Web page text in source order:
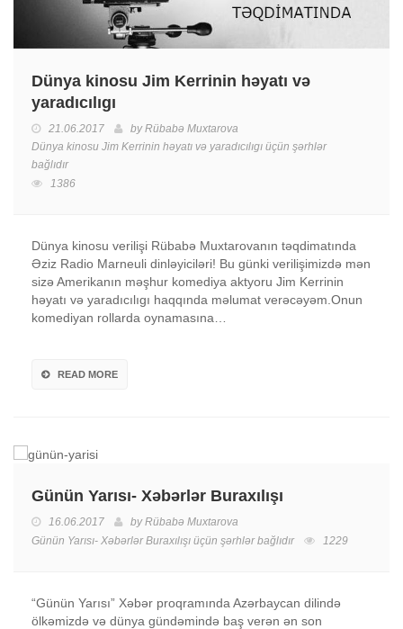
Dünya kinosu Jim Kerrinin həyatı və
yaradıcılıgı
21.06.2017 byRübabə Muxtarova
Dünya kinosu Jim Kerrinin həyatı və yaradıcılıgı üçün şərhlər
bağlıdır
1386
Dünya kinosu verilişi Rübabə Muxtarovanın təqdimatında
Əziz Radio Marneuli dinləyiciləri! Bu günki verilişimizdə mən
sizə Amerikanın məşhur komediya aktyoru Jim Kerrinin
həyatı və yaradıcılıgı haqqında məlumat verəcəyəm.Onun
komediyan rollarda oynamasına…
READ MORE
Günün Yarısı- Xəbərlər Buraxılışı
16.06.2017 byRübabə Muxtarova
Günün Yarısı- Xəbərlər Buraxılışı üçün şərhlər bağlıdır 1229
“Günün Yarısı” Xəbər proqramında Azərbaycan dilində
ölkəmizdə və dünya gündəmində baş verən ən son